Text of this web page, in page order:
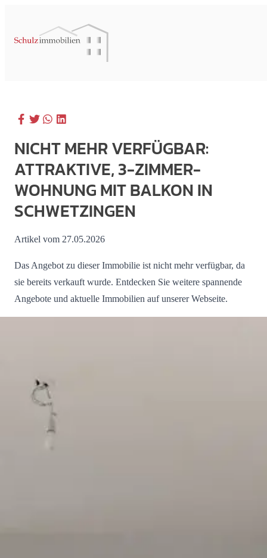
NICHT MEHR VERFÜGBAR:
ATTRAKTIVE, 3-ZIMMER-
WOHNUNG MIT BALKON IN
SCHWETZINGEN
Artikel vom 27.05.2026
Das Angebot zu dieser Immobilie ist nicht mehr verfügbar, da
sie bereits verkauft wurde. Entdecken Sie weitere spannende
Angebote und aktuelle Immobilien auf unserer Webseite.